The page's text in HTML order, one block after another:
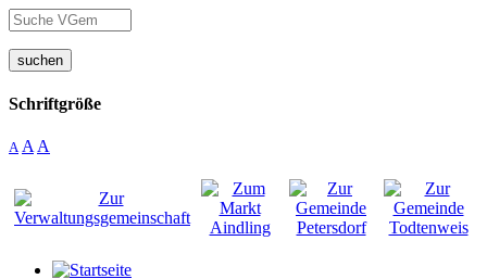
suchen
Schriftgröße
A A A